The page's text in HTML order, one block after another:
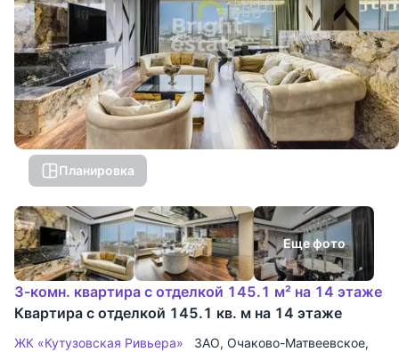
Планировка
Еще фото
3-комн. квартира с отделкой 145.1 м² на 14 этаже
Квартира с отделкой 145.1 кв. м на 14 этаже
ЖК «Кутузовская Ривьера» ЗАО, Очаково-Матвеевское,